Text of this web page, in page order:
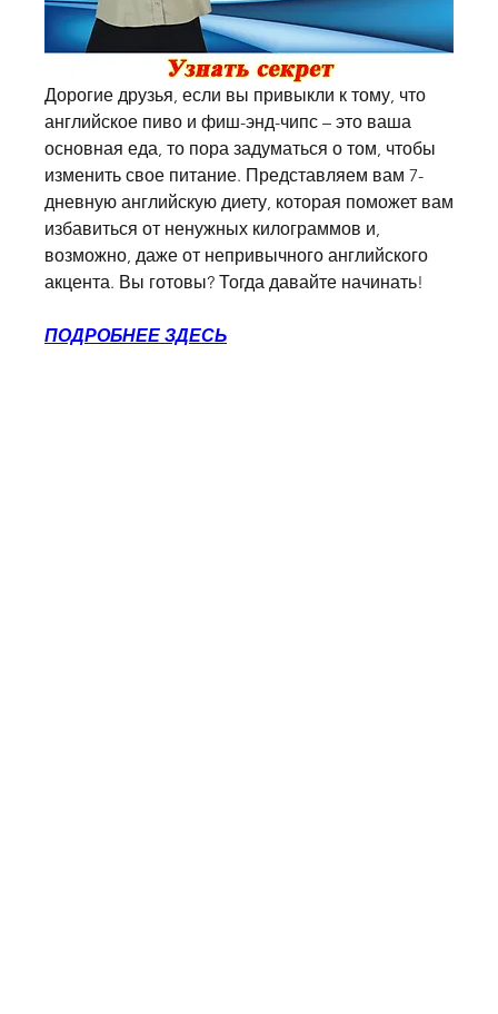
Дорогие друзья, если вы привыкли к тому, что
английское пиво и фиш-энд-чипс – это ваша
основная еда, то пора задуматься о том, чтобы
изменить свое питание. Представляем вам 7-
дневную английскую диету, которая поможет вам
избавиться от ненужных килограммов и,
возможно, даже от непривычного английского
акцента. Вы готовы? Тогда давайте начинать!
ПОДРОБНЕЕ ЗДЕСЬ